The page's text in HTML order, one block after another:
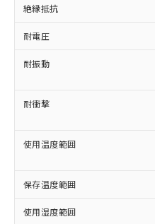
絶縁抵抗
耐電圧
耐振動
耐衝撃
使用温度範囲
保存温度範囲
使用湿度範囲